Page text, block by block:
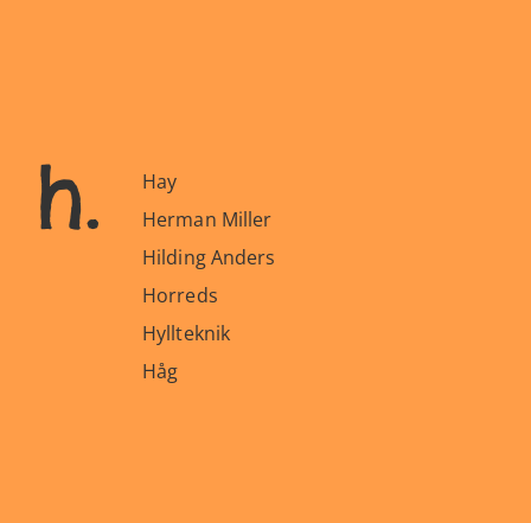
h.
Hay
Herman Miller
Hilding Anders
Horreds
Hyllteknik
Håg